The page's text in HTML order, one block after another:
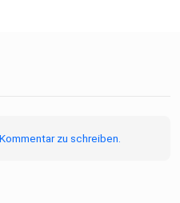
zu schreiben.